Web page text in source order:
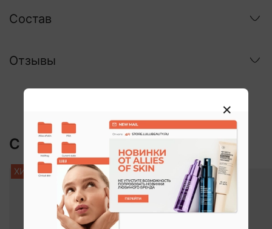
Состав
Отзывы
С этим покупают:
ХИТ -20%